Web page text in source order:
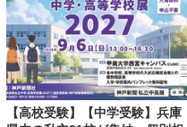
【高校受験】【中学受験】兵庫